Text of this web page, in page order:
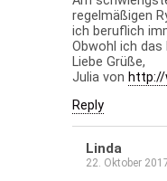
regelmäßigen
ich beruflich
Obwohl ich das
Liebe Grüße,
Julia von http://
Reply
Linda
22. Oktober